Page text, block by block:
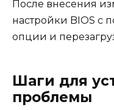
После внесения
настройки BIOS с
опции и
Шаги для
проблемы